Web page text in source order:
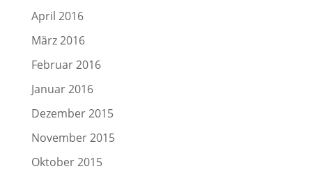
April 2016
März 2016
Februar 2016
Januar 2016
Dezember 2015
November 2015
Oktober 2015